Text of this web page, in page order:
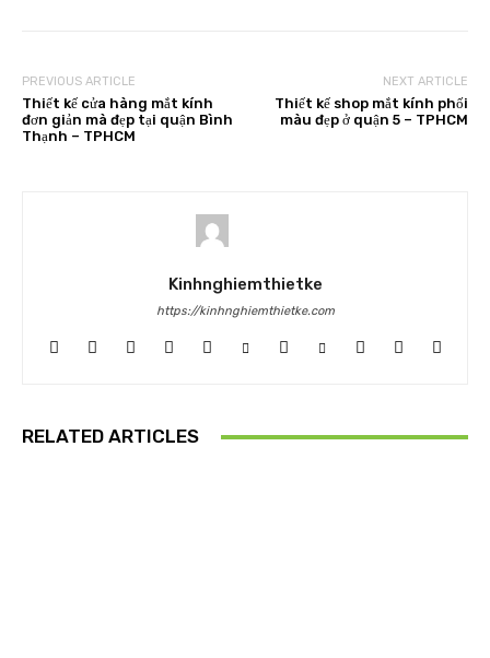
PREVIOUS ARTICLE
Thiết kế cửa hàng mắt kính
đơn giản mà đẹp tại quận Bình
Thạnh – TPHCM
NEXT ARTICLE
Thiết kế shop mắt kính phối
màu đẹp ở quận 5 – TPHCM
Kinhnghiemthietke
https://kinhnghiemthietke.com
RELATED ARTICLES